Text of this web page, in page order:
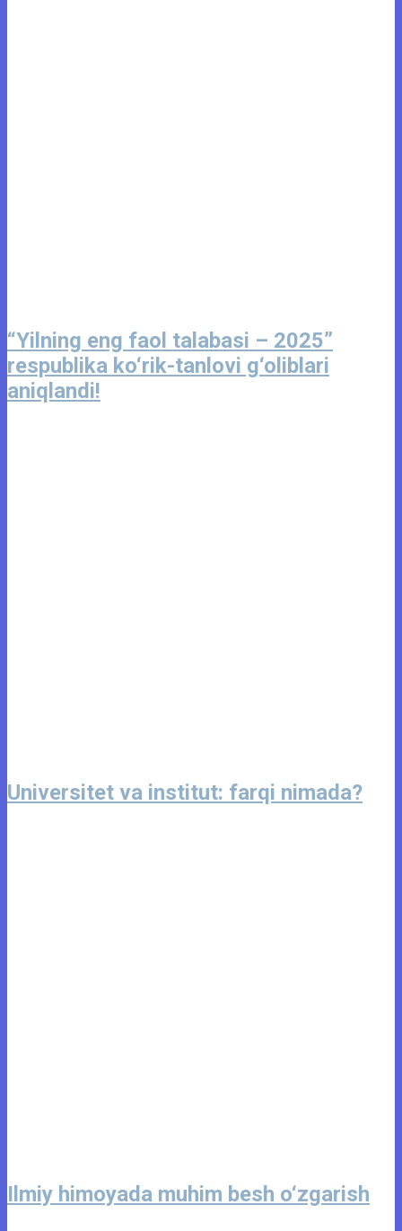
“Yilning eng faol talabasi – 2025”
respublika ko‘rik-tanlovi g‘oliblari
aniqlandi!
Universitet va institut: farqi nimada?
Ilmiy himoyada muhim besh o‘zgarish